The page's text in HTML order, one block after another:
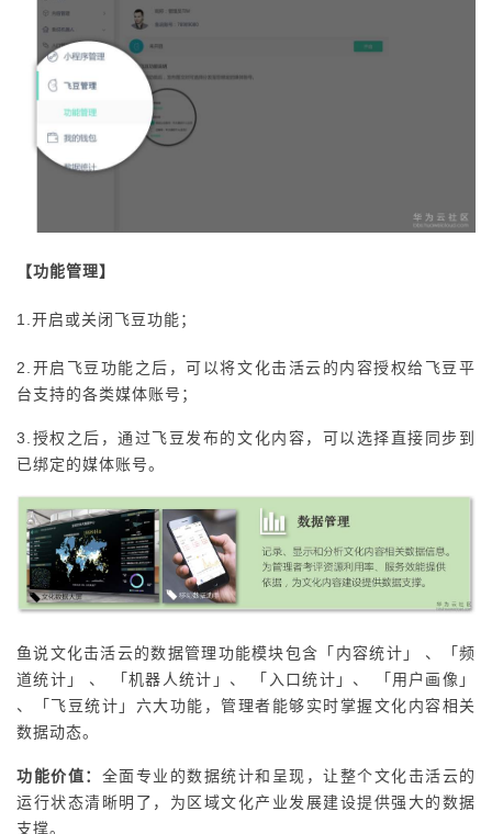
【功能管理】
1.开启或关闭飞豆功能；
2.开启飞豆功能之后，可以将文化击活云的内容授权给飞豆平
台支持的各类媒体账号；
3.授权之后，通过飞豆发布的文化内容，可以选择直接同步到
已绑定的媒体账号。
鱼说文化击活云的数据管理功能模块包含「内容统计」 、「频
道统计」 、 「机器人统计」、 「入口统计」、 「用户画像」
、「飞豆统计」六大功能，管理者能够实时掌握文化内容相关
数据动态。
功能价值： 全面专业的数据统计和呈现，让整个文化击活云的
运行状态清晰明了，为区域文化产业发展建设提供强大的数据
支撑。